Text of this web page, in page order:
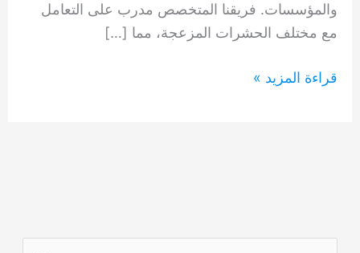
والمؤسسات. فريقنا المتخصص مدرب على التعامل
مع مختلف الحشرات المزعجة، مما […]
شركات
قراءة المزيد »